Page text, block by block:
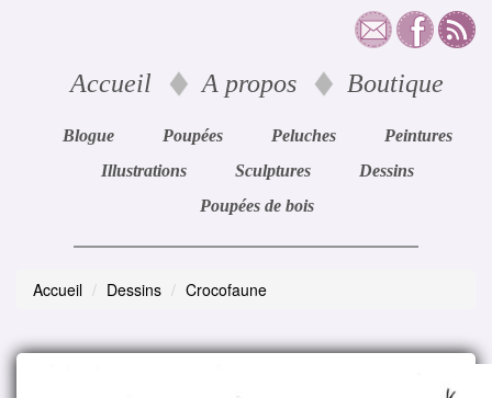
Accueil A propos Boutique
Blogue Poupées Peluches
Peintures
Illustrations
Sculptures
Dessins
Poupées de bois
Accueil Dessins Crocofaune